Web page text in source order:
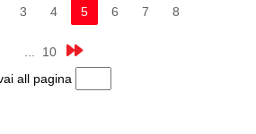
3 4 5 6 7 8
... 10
all pagina